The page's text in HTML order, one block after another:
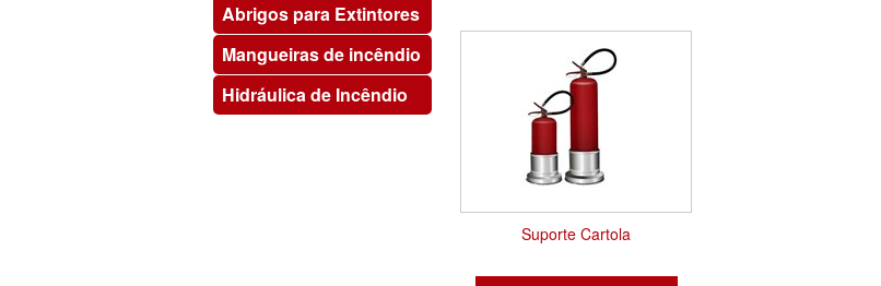
Abrigos para Extintores
Mangueiras de incêndio
Hidráulica de Incêndio
Suporte Cartola